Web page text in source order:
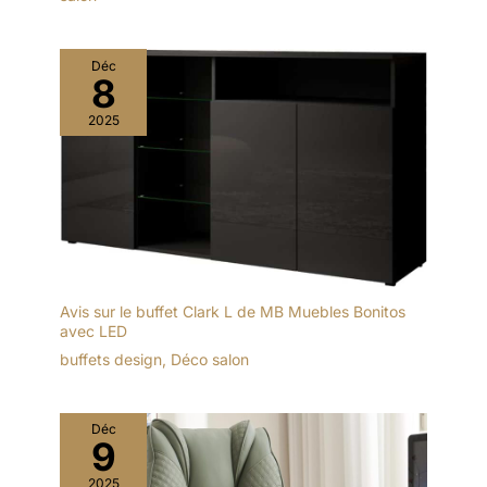
Déc
8
2025
Avis sur le buffet Clark L de MB Muebles Bonitos
avec LED
buffets design, Déco salon
Déc
9
2025